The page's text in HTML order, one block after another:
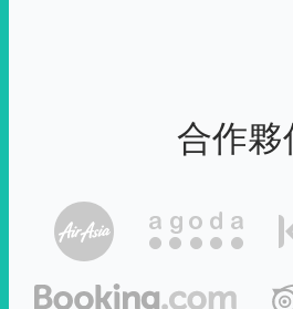
合作夥